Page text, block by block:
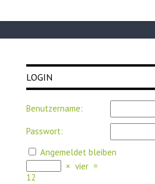
LOGIN
Benutzername:
Passwort:
Angemeldet bleiben
× vier =
12